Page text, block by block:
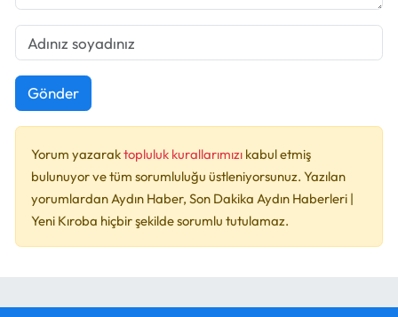
Gönder
Yorum yazaraktopluluk kurallarımızı kabul etmiş
bulunuyor ve tüm sorumluluğu üstleniyorsunuz. Yazılan
yorumlardan Aydın Haber, Son Dakika Aydın Haberleri |
Yeni Kıroba hiçbir şekilde sorumlu tutulamaz.